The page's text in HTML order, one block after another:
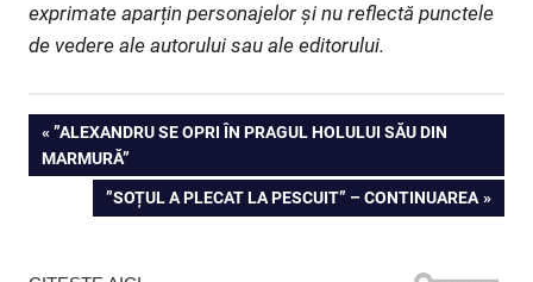
exprimate aparțin personajelor și nu reflectă punctele
de vedere ale autorului sau ale editorului.
Navigare
în
articole
PREVIOUS
POST:
”ALEXANDRU SE OPRI ÎN PRAGUL HOLULUI SĂU DIN
MARMURĂ”
NEXT
POST:
”SOȚUL A PLECAT LA PESCUIT” – CONTINUAREA